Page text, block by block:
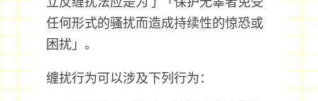
任何形式的骚扰而造成持续性的惊恐或
困扰」。
缠扰行为可以涉及下列行为：